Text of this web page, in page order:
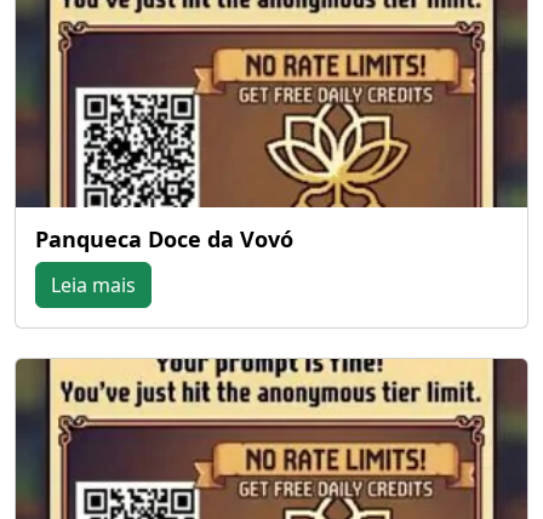
Panqueca Doce da Vovó
Leia mais